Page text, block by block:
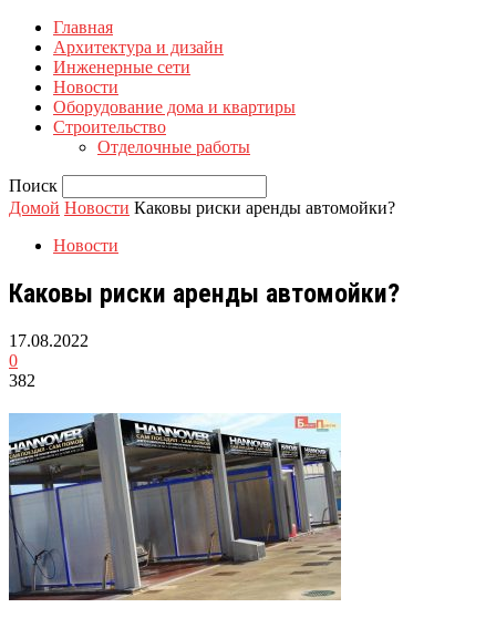
Главная
Архитектура и дизайн
Инженерные сети
Новости
Оборудование дома и квартиры
Строительство
Отделочные работы
Поиск
Домой Новости Каковы риски аренды автомойки?
Новости
Каковы риски аренды автомойки?
17.08.2022
0
382